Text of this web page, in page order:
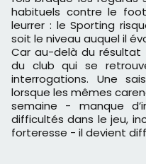
habituels contre le
leurrer : le Sporting
soit le niveau auquel il
Car au-delà du résultat
du club qui se
interrogations. Une
lorsque les mêmes
semaine - manque
difficultés dans le jeu,
forteresse - il devient